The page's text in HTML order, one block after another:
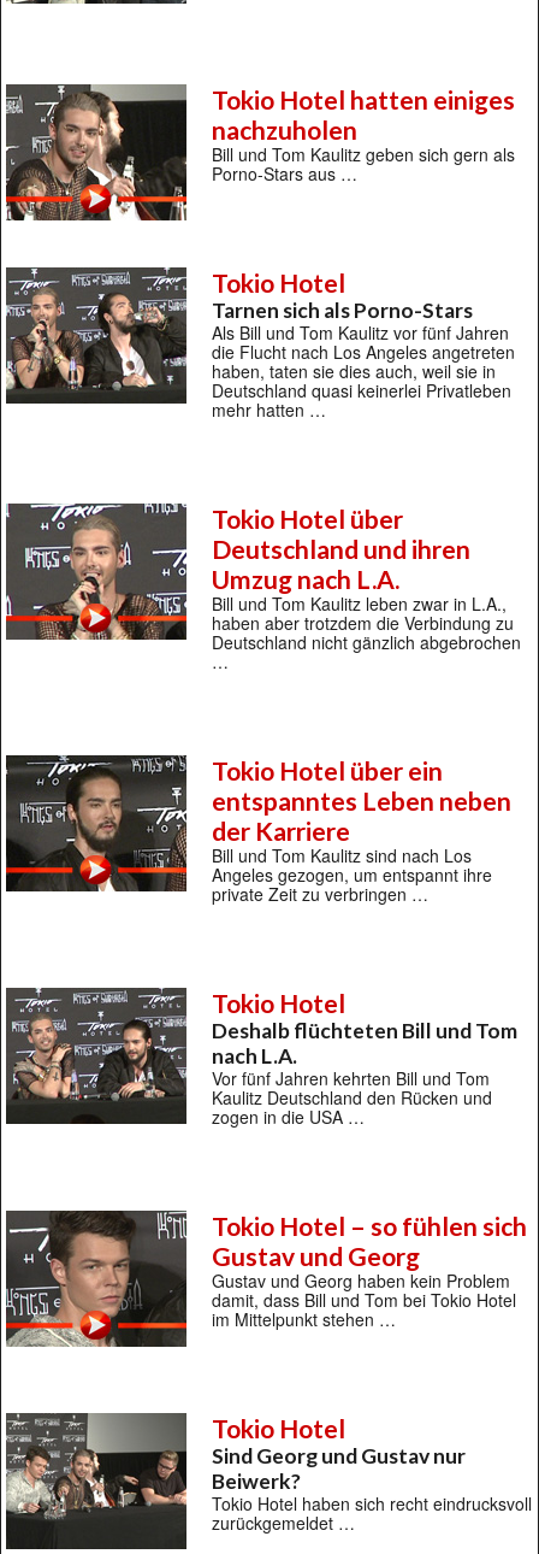
Tokio Hotel hatten einiges
nachzuholen
Bill und Tom Kaulitz geben sich gern als
Porno-Stars aus …
Tokio Hotel
Tarnen sich als Porno-Stars
Als Bill und Tom Kaulitz vor fünf Jahren
die Flucht nach Los Angeles angetreten
haben, taten sie dies auch, weil sie in
Deutschland quasi keinerlei Privatleben
mehr hatten …
Tokio Hotel über
Deutschland und ihren
Umzug nach L.A.
Bill und Tom Kaulitz leben zwar in L.A.,
haben aber trotzdem die Verbindung zu
Deutschland nicht gänzlich abgebrochen
…
Tokio Hotel über ein
entspanntes Leben neben
der Karriere
Bill und Tom Kaulitz sind nach Los
Angeles gezogen, um entspannt ihre
private Zeit zu verbringen …
Tokio Hotel
Deshalb flüchteten Bill und Tom
nach L.A.
Vor fünf Jahren kehrten Bill und Tom
Kaulitz Deutschland den Rücken und
zogen in die USA …
Tokio Hotel – so fühlen sich
Gustav und Georg
Gustav und Georg haben kein Problem
damit, dass Bill und Tom bei Tokio Hotel
im Mittelpunkt stehen …
Tokio Hotel
Sind Georg und Gustav nur
Beiwerk?
Tokio Hotel haben sich recht eindrucksvoll
zurückgemeldet …